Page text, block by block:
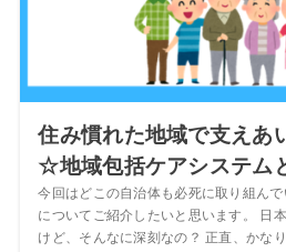
住み慣れた地域で支えあ
☆地域包括ケアシステム
今回はどこの自治体も必死に取り組ん
についてご紹介したいと思います。 日
けど、そんなに深刻なの？ 正直、かな